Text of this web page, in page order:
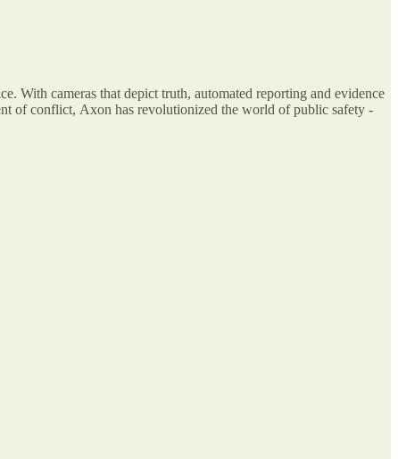
With cameras that depict truth, automated reporting and evidence
of conflict, Axon has revolutionized the world of public safety -